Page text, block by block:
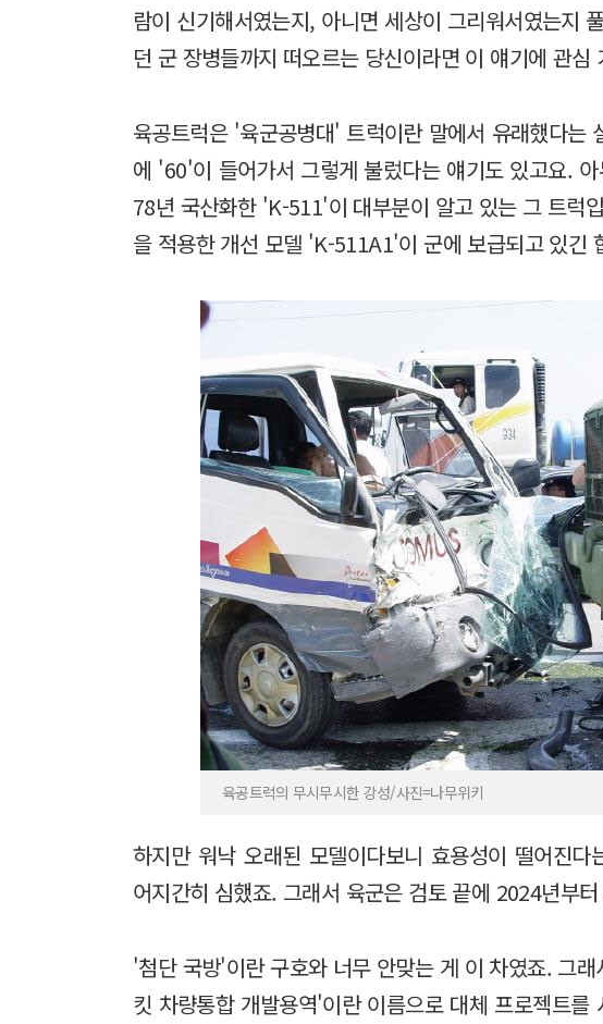
람이 신기해서였는지, 아니면 세상이 그리워서였는지
던 군 장병들까지 떠오르는 당신이라면 이 얘기에 관심
육공트럭은 '육군공병대' 트럭이란 말에서 유래했다는
에 '60'이 들어가서 그렇게 불렀다는 얘기도 있고요.
78년 국산화한 'K-511'이 대부분이 알고 있는 그 트럭
을 적용한 개선 모델 'K-511A1'이 군에 보급되고 있긴
육공트럭의 무시무시한 강성/사진=나무위키
하지만 워낙 오래된 모델이다보니 효용성이 떨어진
어지간히 심했죠. 그래서 육군은 검토 끝에 2024년부
'첨단 국방'이란 구호와 너무 안맞는 게 이 차였죠. 그
킷 차량통합 개발용역'이란 이름으로 대체 프로젝트